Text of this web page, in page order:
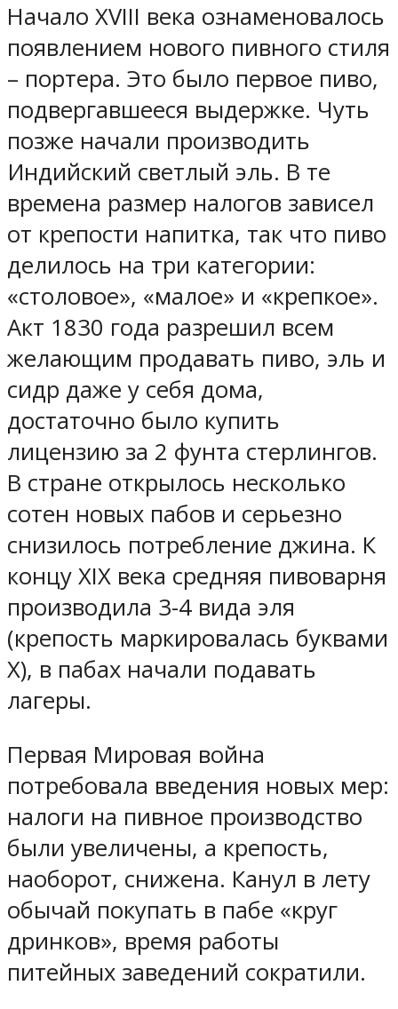
Начало XVIII века ознаменовалось
появлением нового пивного стиля
– портера. Это было первое пиво,
подвергавшееся выдержке. Чуть
позже начали производить
Индийский светлый эль. В те
времена размер налогов зависел
от крепости напитка, так что пиво
делилось на три категории:
«столовое», «малое» и «крепкое».
Акт 1830 года разрешил всем
желающим продавать пиво, эль и
сидр даже у себя дома,
достаточно было купить
лицензию за 2 фунта стерлингов.
В стране открылось несколько
сотен новых пабов и серьезно
снизилось потребление джина. К
концу XIX века средняя пивоварня
производила 3-4 вида эля
(крепость маркировалась буквами
X), в пабах начали подавать
лагеры.
Первая Мировая война
потребовала введения новых мер:
налоги на пивное производство
были увеличены, а крепость,
наоборот, снижена. Канул в лету
обычай покупать в пабе «круг
дринков», время работы
питейных заведений сократили.